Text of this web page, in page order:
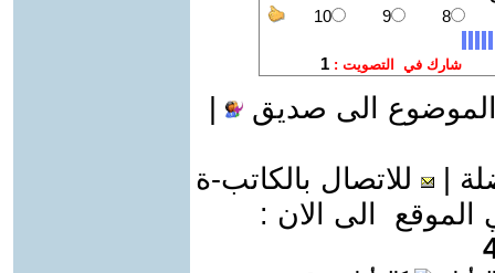
الى صديق
للاتصال بالكاتب-ة
الى الان :